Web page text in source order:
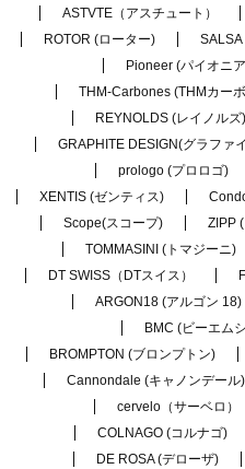
ASTVTE（アスチュート）
ROTOR (ローター)
SALSA
Pioneer (パイオニ
THM-Carbones (THMカー
REYNOLDS (レイノルズ)
GRAPHITE DESIGN(グラファ
prologo (プロロゴ)
XENTIS (ゼンティス)
Scope(スコープ)
ZIPP
TOMMASINI (トマジーニ)
DT SWISS（DTスイス）
ARGON18 (アルゴン 18)
BMC (ビーエム
BROMPTON (ブロンプトン)
Cannondale (キャノンデール)
cervelo（サーベロ）
COLNAGO (コルナゴ)
DE ROSA (デローザ)